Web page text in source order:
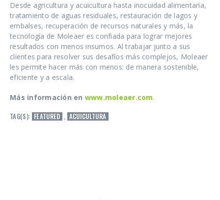
Desde agricultura y acuicultura hasta inocuidad alimentaria,
tratamiento de aguas residuales, restauración de lagos y
embalses, recuperación de recursos naturales y más, la
tecnología de Moleaer es confiada para lograr mejores
resultados con menos insumos. Al trabajar junto a sus
clientes para resolver sus desafíos más complejos, Moleaer
les permite hacer más con menos: de manera sostenible,
eficiente y a escala.
Más información en www.moleaer.com.
TAG(S): FEATURED , ACUICULTURA